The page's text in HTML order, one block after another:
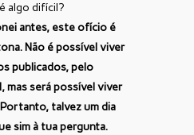
algo difícil?
antes, este ofício é
Não é possível viver
publicados, pelo
mas será possível viver
talvez um dia
sim à tua pergunta.